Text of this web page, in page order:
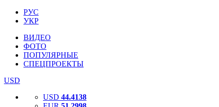
РУС
УКР
ВИДЕО
ФОТО
ПОПУЛЯРНЫЕ
СПЕЦПРОЕКТЫ
USD
USD 44.4138